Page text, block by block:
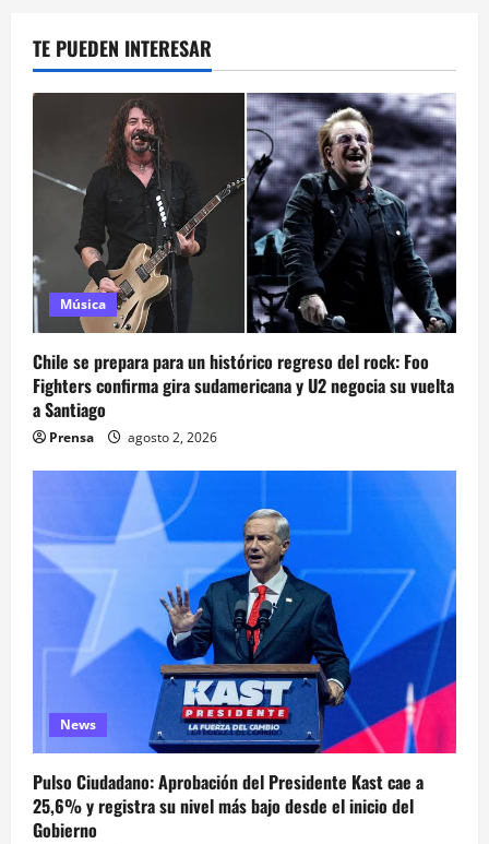
TE PUEDEN INTERESAR
Música
Chile se prepara para un histórico regreso del rock: Foo
Fighters confirma gira sudamericana y U2 negocia su vuelta
a Santiago
Prensa agosto 2, 2026
News
Pulso Ciudadano: Aprobación del Presidente Kast cae a
25,6% y registra su nivel más bajo desde el inicio del
Gobierno